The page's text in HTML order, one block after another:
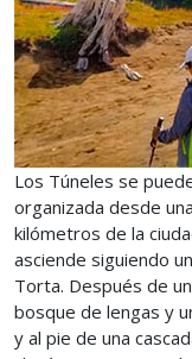
Los Túneles se
organizada desde
kilómetros de la
asciende siguiendo
Torta. Después de
bosque de lengas y
y al pie de una